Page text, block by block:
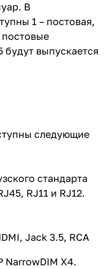
В
1 – постовая,
постовые
выпускается
следующие
стандарта
RJ11 и RJ12.
Jack 3.5, RCA
X4.